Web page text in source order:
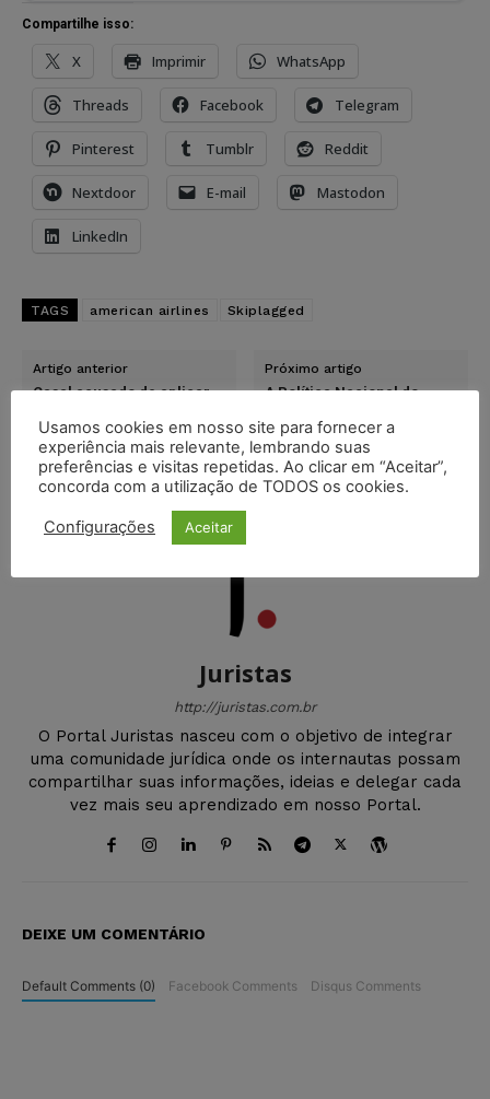
Compartilhe isso:
X Imprimir WhatsApp
Threads Facebook Telegram
Pinterest Tumblr Reddit
Nextdoor E-mail Mastodon
LinkedIn
TAGS american airlines Skiplagged
Artigo anterior
Casal acusado de aplicar
sentenciado por
estelionato
Próximo artigo
A Política Nacional do
42 anos e com ela a
responsabilidade
ambiental
Juristas
http://juristas.com.br
O Portal Juristas nasceu com o objetivo de integrar
uma comunidade jurídica onde os internautas possam
compartilhar suas informações, ideias e delegar cada
vez mais seu aprendizado em nosso Portal.
DEIXE UM COMENTÁRIO
Default Comments (0) Facebook Comments Disqus Comments
Usamos cookies em nosso site para fornecer a
experiência mais relevante, lembrando suas
preferências e visitas repetidas. Ao clicar em “Aceitar”,
concorda com a utilização de TODOS os cookies.
Configurações Aceitar